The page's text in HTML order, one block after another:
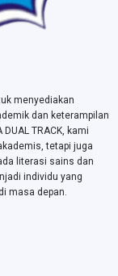
menyediakan
dan keterampilan
TRACK, kami
tetapi juga
literasi sains dan
individu yang
masa depan.